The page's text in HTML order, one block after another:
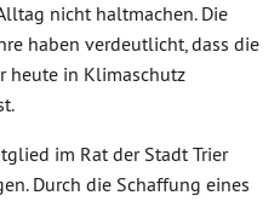
nicht haltmachen. Die
haben verdeutlicht, dass die
heute in Klimaschutz
im Rat der Stadt Trier
Durch die Schaffung eines